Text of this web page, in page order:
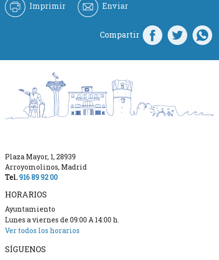
Imprimir Enviar
Compartir
Plaza Mayor, 1, 28939
Arroyomolinos, Madrid
Tel.916 89 92 00
HORARIOS
Ayuntamiento
Lunes a viernes de 09:00 A 14:00 h.
Ver todos los horarios
SÍGUENOS